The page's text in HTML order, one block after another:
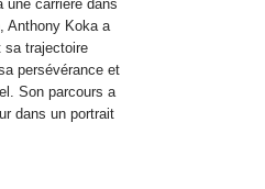
une carrière dans
Anthony Koka a
sa trajectoire
persévérance et
Son parcours a
dans un portrait